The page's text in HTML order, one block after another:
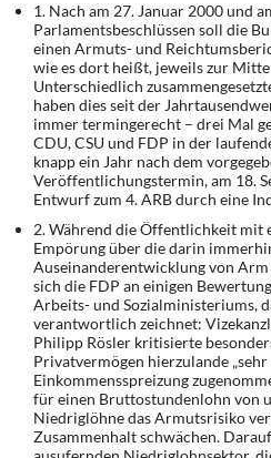
Steuer- und Finanzpolitik
Öffentliche Infrastruktur und
Eurokrise und Griechenland
DIE LINKE
Weitere Themen
Memo-Gruppe
Institut Solidarische
Rosa-Luxemburg-Stiftung
1. Nach am 27. Januar 2000 und
Parlamentsbeschlüssen soll die
einen Armuts- und
wie es dort heißt, jeweils zur
Unterschiedlich
haben dies seit der
immer termingerecht – drei Mal
CDU, CSU und FDP in der
knapp ein Jahr nach dem
Veröffentlichungstermin, am 18.
Entwurf zum 4. ARB durch eine
2. Während die Öffentlichkeit mit
Empörung über die darin
Auseinanderentwicklung von
sich die FDP an einigen
Arbeits- und Sozialministeriums,
verantwortlich zeichnet:
Philipp Rösler kritisierte
Privatvermögen hierzulande
Einkommensspreizung
für einen Bruttostundenlohn von
Niedriglöhne das Armutsrisiko
Zusammenhalt schwächen.